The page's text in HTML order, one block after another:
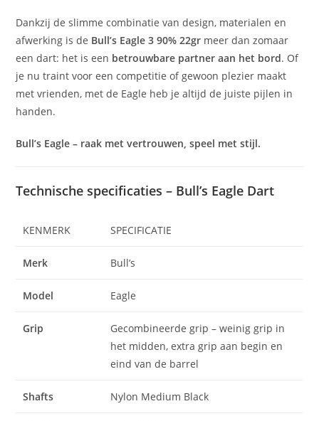
Dankzij de slimme combinatie van design, materialen en
afwerking is de Bull’s Eagle 3 90% 22gr meer dan zomaar
een dart: het is een betrouwbare partner aan het bord. Of
je nu traint voor een competitie of gewoon plezier maakt
met vrienden, met de Eagle heb je altijd de juiste pijlen in
handen.
Bull’s Eagle – raak met vertrouwen, speel met stijl.
Technische specificaties – Bull’s Eagle Dart
KENMERK SPECIFICATIE
Merk Bull’s
Model Eagle
Grip
Gecombineerde grip – weinig grip in
het midden, extra grip aan begin en
eind van de barrel
Shafts Nylon Medium Black